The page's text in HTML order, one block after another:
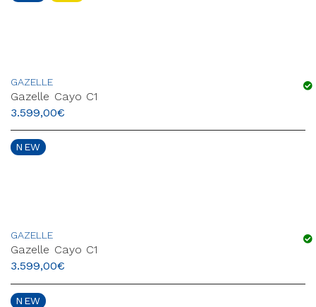
GAZELLE
Gazelle Cayo C1
3.599,00€
NEW
GAZELLE
Gazelle Cayo C1
3.599,00€
NEW